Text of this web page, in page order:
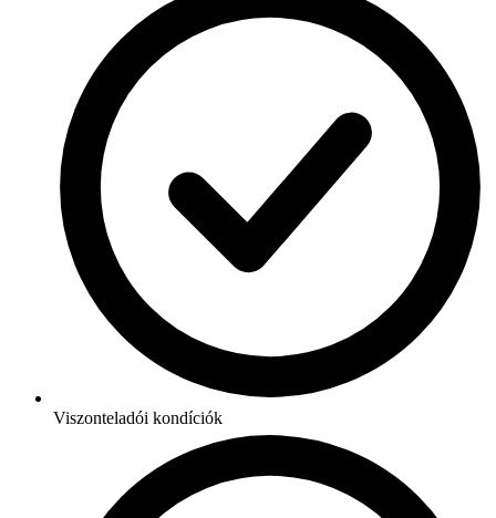
Viszonteladói kondíciók